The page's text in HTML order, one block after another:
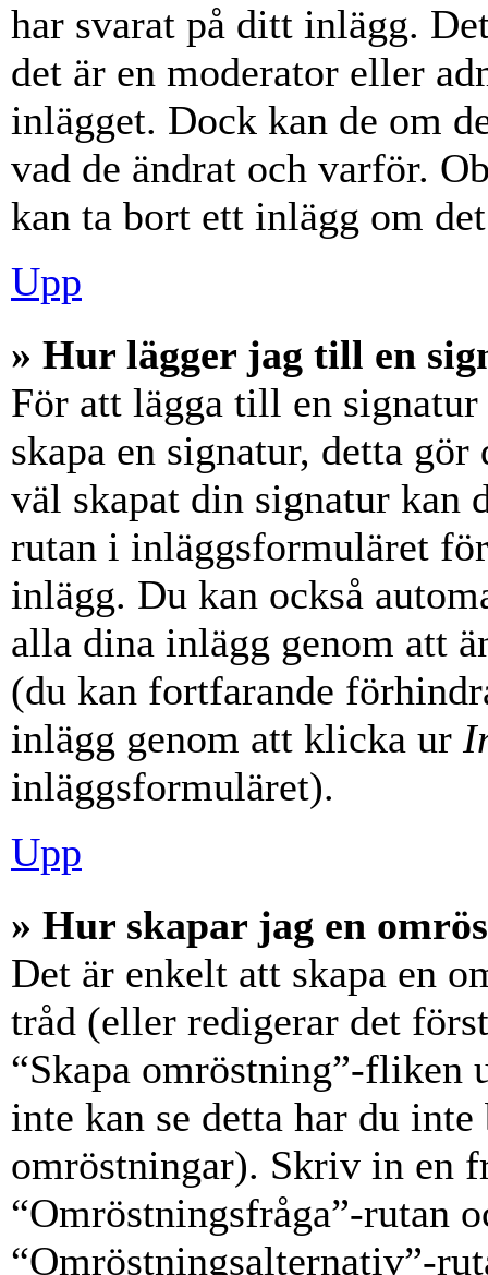
har svarat på ditt inlägg.
det är en moderator eller
inlägget. Dock kan de om
vad de ändrat och varför.
kan ta bort ett inlägg om
Upp
» Hur lägger jag till en
För att lägga till en
skapa en signatur, detta
väl skapat din signatur kan
rutan i inläggsformuläret
inlägg. Du kan också
alla dina inlägg genom att
(du kan fortfarande
inlägg genom att klicka ur
inläggsformuläret).
Upp
» Hur skapar jag en
Det är enkelt att skapa en
tråd (eller redigerar det
“Skapa omröstning”-fliken
inte kan se detta har du
omröstningar). Skriv in en
“Omröstningsfråga”-rutan
“Omröstningsalternativ”-